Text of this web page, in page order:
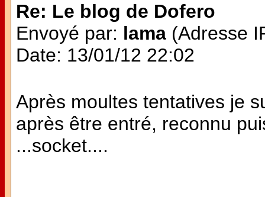
Re: Le blog de Dofero
Envoyé par: lama (Adresse
Date: 13/01/12 22:02
Après moultes tentatives je
après être entré, reconnu
...socket....